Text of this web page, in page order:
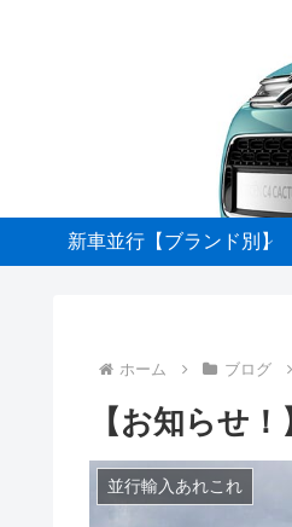
新車並行【ブランド別】
ホーム ブログ
【お知らせ
並行輸入あれこれ